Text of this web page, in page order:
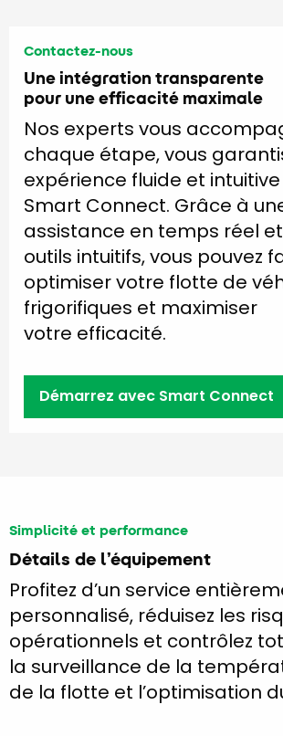
Contactez-nous
Une intégration transparente
pour une efficacité maximale
Nos experts vous
chaque étape, vous
expérience fluide et
Smart Connect. Grâce à
assistance en temps réel
outils intuitifs, vous pouvez
optimiser votre flotte de
frigorifiques et maximiser
votre efficacité.
Démarrez avec Smart Connect
Simplicité et performance
Détails de l’équipement
Profitez d’un service
personnalisé, réduisez les
opérationnels et contrôlez
la surveillance de la
de la flotte et l’optimisation